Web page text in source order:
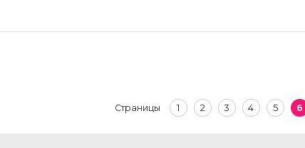
Страницы 1 2 3 4 5 6